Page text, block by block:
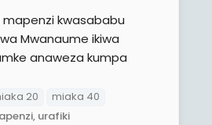
mapenzi kwasababu
Mwanaume ikiwa
anaweza kumpa
20
miaka 40
urafiki